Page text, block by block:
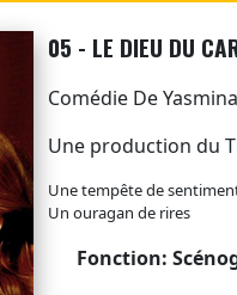
05 - LE DIEU DU
Comédie De
Une production du
Une tempête de
Un ouragan de rires
Fonction: